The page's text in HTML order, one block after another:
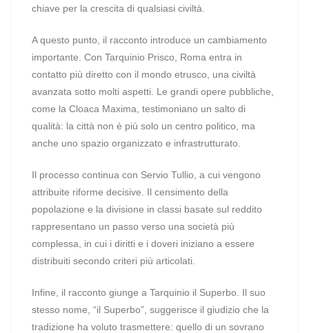
chiave per la crescita di qualsiasi civiltà.
A questo punto, il racconto introduce un cambiamento
importante. Con Tarquinio Prisco, Roma entra in
contatto più diretto con il mondo etrusco, una civiltà
avanzata sotto molti aspetti. Le grandi opere pubbliche,
come la Cloaca Maxima, testimoniano un salto di
qualità: la città non è più solo un centro politico, ma
anche uno spazio organizzato e infrastrutturato.
Il processo continua con Servio Tullio, a cui vengono
attribuite riforme decisive. Il censimento della
popolazione e la divisione in classi basate sul reddito
rappresentano un passo verso una società più
complessa, in cui i diritti e i doveri iniziano a essere
distribuiti secondo criteri più articolati.
Infine, il racconto giunge a Tarquinio il Superbo. Il suo
stesso nome, “il Superbo”, suggerisce il giudizio che la
tradizione ha voluto trasmettere: quello di un sovrano